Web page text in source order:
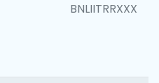
BNLIITRRXXX